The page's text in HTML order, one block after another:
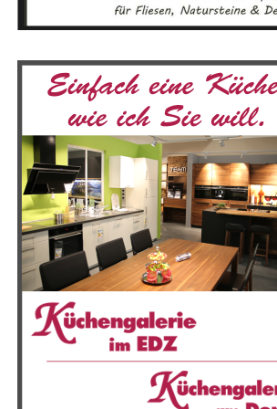
KOGA — Fach­händ­ler im Emsland
Akku-Optio­nen
Stan­dard- und
Das zuläs­si­ge Gesamt­ge­wicht des
von 170 kg wird durch genaue
se Belas­tungs­tests ermit­telt. Durch
wahl und Prü­fung der Kom­po­nen­ten
dass die Räder sicher zu fah­ren sind.